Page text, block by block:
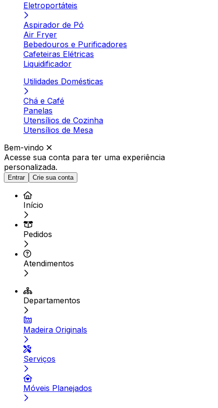
Eletroportáteis
Aspirador de Pó
Air Fryer
Bebedouros e Purificadores
Cafeteiras Elétricas
Liquidificador
Utilidades Domésticas
Chá e Café
Panelas
Utensílios de Cozinha
Utensílios de Mesa
Bem-vindo
Acesse sua conta para ter uma experiência
personalizada.
Entrar Crie sua conta
Início
Pedidos
Atendimentos
Departamentos
Madeira Originals
Serviços
Móveis Planejados